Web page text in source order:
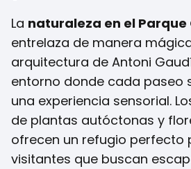
La naturaleza en el Parque
entrelaza de manera
arquitectura de Antoni
entorno donde cada paseo
una experiencia sensorial.
de plantas autóctonas y
ofrecen un refugio perfecto
visitantes que buscan